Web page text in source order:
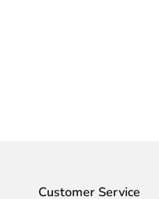
Customer Service